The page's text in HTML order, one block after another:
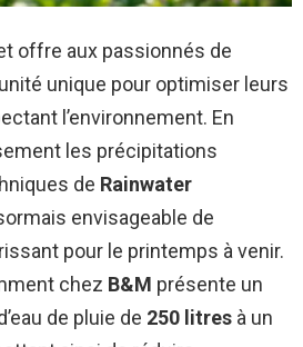
offre aux passionnés de
unique pour optimiser leurs
l’environnement. En
les précipitations
de Rainwater
envisageable de
pour le printemps à venir.
chez B&M présente un
de pluie de 250 litres à un